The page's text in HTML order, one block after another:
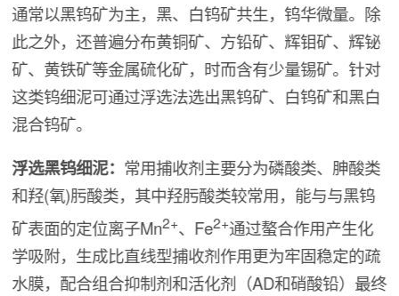
通常以黑钨矿为主，黑、白钨矿共生，钨华微量。除
此之外，还普遍分布黄铜矿、方铅矿、辉钼矿、辉铋
矿、黄铁矿等金属硫化矿，时而含有少量锡矿。针对
这类钨细泥可通过浮选法选出黑钨矿、白钨矿和黑白
混合钨矿。
浮选黑钨细泥： 常用捕收剂主要分为磷酸类、胂酸类
和羟(氧)肟酸类，其中羟肟酸类较常用，能与与黑钨
矿表面的定位离子Mn2+、Fe2+通过螯合作用产生化
学吸附，生成比直线型捕收剂作用更为牢固稳定的疏
水膜，配合组合抑制剂和活化剂（AD和硝酸铅）最终